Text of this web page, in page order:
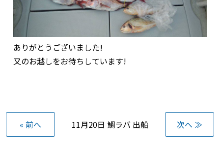
ありがとうございました!
又のお越しをお待ちしています!
« 前へ 11月20日 鯛ラバ 出船 次へ ≫